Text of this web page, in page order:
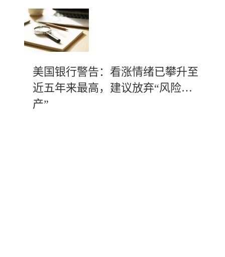
美国银行警告：看涨情绪已攀升至
近五年来最高，建议放弃“风险资
产”